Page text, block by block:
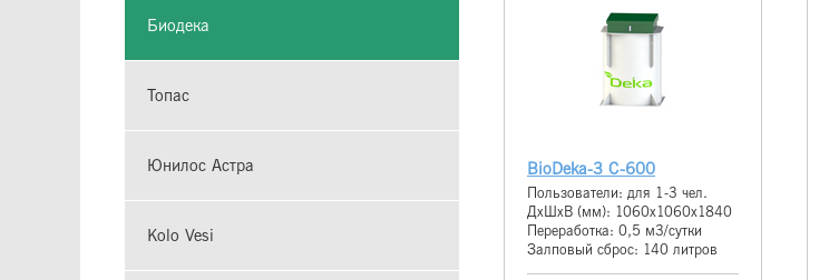
Биодека
Топас
Юнилос Астра
Kolo Vesi
BioDeka-3 C-600
Пользователи: для 1-3 чел.
ДхШхВ (мм): 1060х1060х1840
Переработка: 0,5 м3/сутки
Залповый сброс: 140 литров